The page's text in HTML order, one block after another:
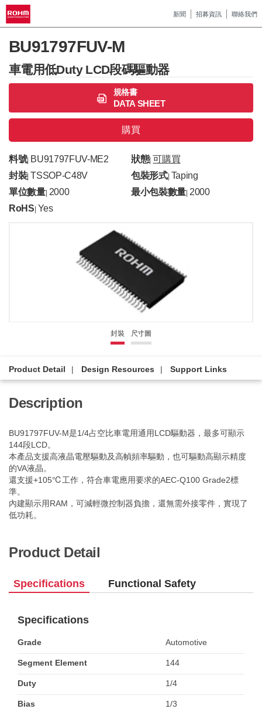
新聞 招募資訊 聯絡我們
BU91797FUV-M
車電用低Duty LCD段碼驅動器
規格書
DATA SHEET
購買
料號| BU91797FUV-ME2 狀態| 可購買
封裝| TSSOP-C48V 包裝形式| Taping
單位數量| 2000 最小包裝數量 |2000
RoHS Yes
封裝 尺寸圖
Product Detail Design Resources Support Links
Description
BU91797FUV-M是1/4占空比車電用通用LCD驅動器，最多可顯示
144段LCD。
本產品支援高液晶電壓驅動及高幀頻率驅動，也可驅動高顯示精度
的VA液晶。
還支援+105℃工作，符合車電應用要求的AEC-Q100 Grade2標
準。
內建顯示用RAM，可減輕微控制器負擔，還無需外接零件，實現了
低功耗。
Product Detail
Specifications Functional Safety
Specifications
Grade Automotive
Segment Element 144
Duty 1/4
Bias 1/3